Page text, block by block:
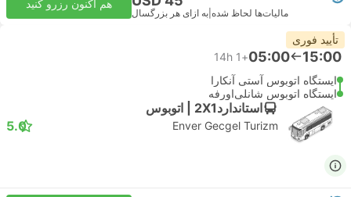
مالیات‌ها لحاظ شده به ازای هر بزرگسال
هم اکنون رزرو کنید
تأیید فوری
15:00
05:00
+1
14h
ایستگاه اتوبوس آستی آنکارا
ایستگاه اتوبوس شانلی‌اورفه
استاندارد2X1 | اتوبوس
Enver Gecgel Turizm
5.0